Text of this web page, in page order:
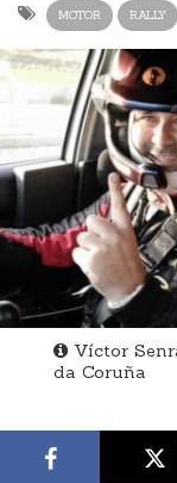
MOTOR RALLY
Víctor
da Coruña